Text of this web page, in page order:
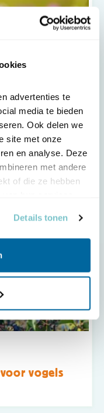
advertenties te
media te bieden
Ook delen we
site met onze
en analyse. Deze
met andere
of die ze hebben
Details tonen
vogels